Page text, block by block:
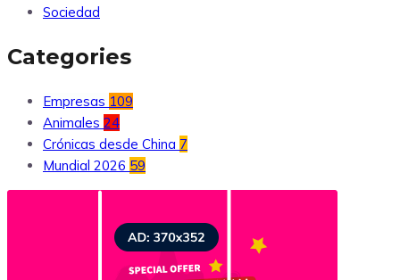
Sociedad
Categories
Empresas 109
Animales 24
Crónicas desde China 7
Mundial 2026 59